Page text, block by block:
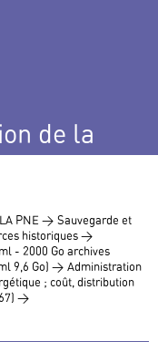
de la
LA PNE > Sauvegarde et
historiques >
- 2000 Go archives
9,6 Go) > Administration
; coût, distribution
>